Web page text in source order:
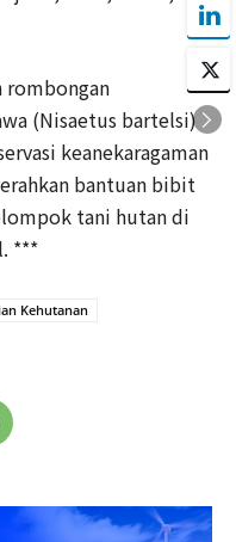
rombongan
(Nisaetus bartelsi)
keanekaragaman
bantuan bibit
tani hutan di
***
Kehutanan